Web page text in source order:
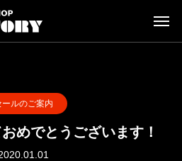
ールのご案内
めでとうございます！